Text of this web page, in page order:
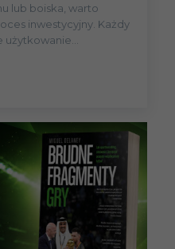
lub boiska, warto
inwestycyjny. Każdy
użytkowanie...